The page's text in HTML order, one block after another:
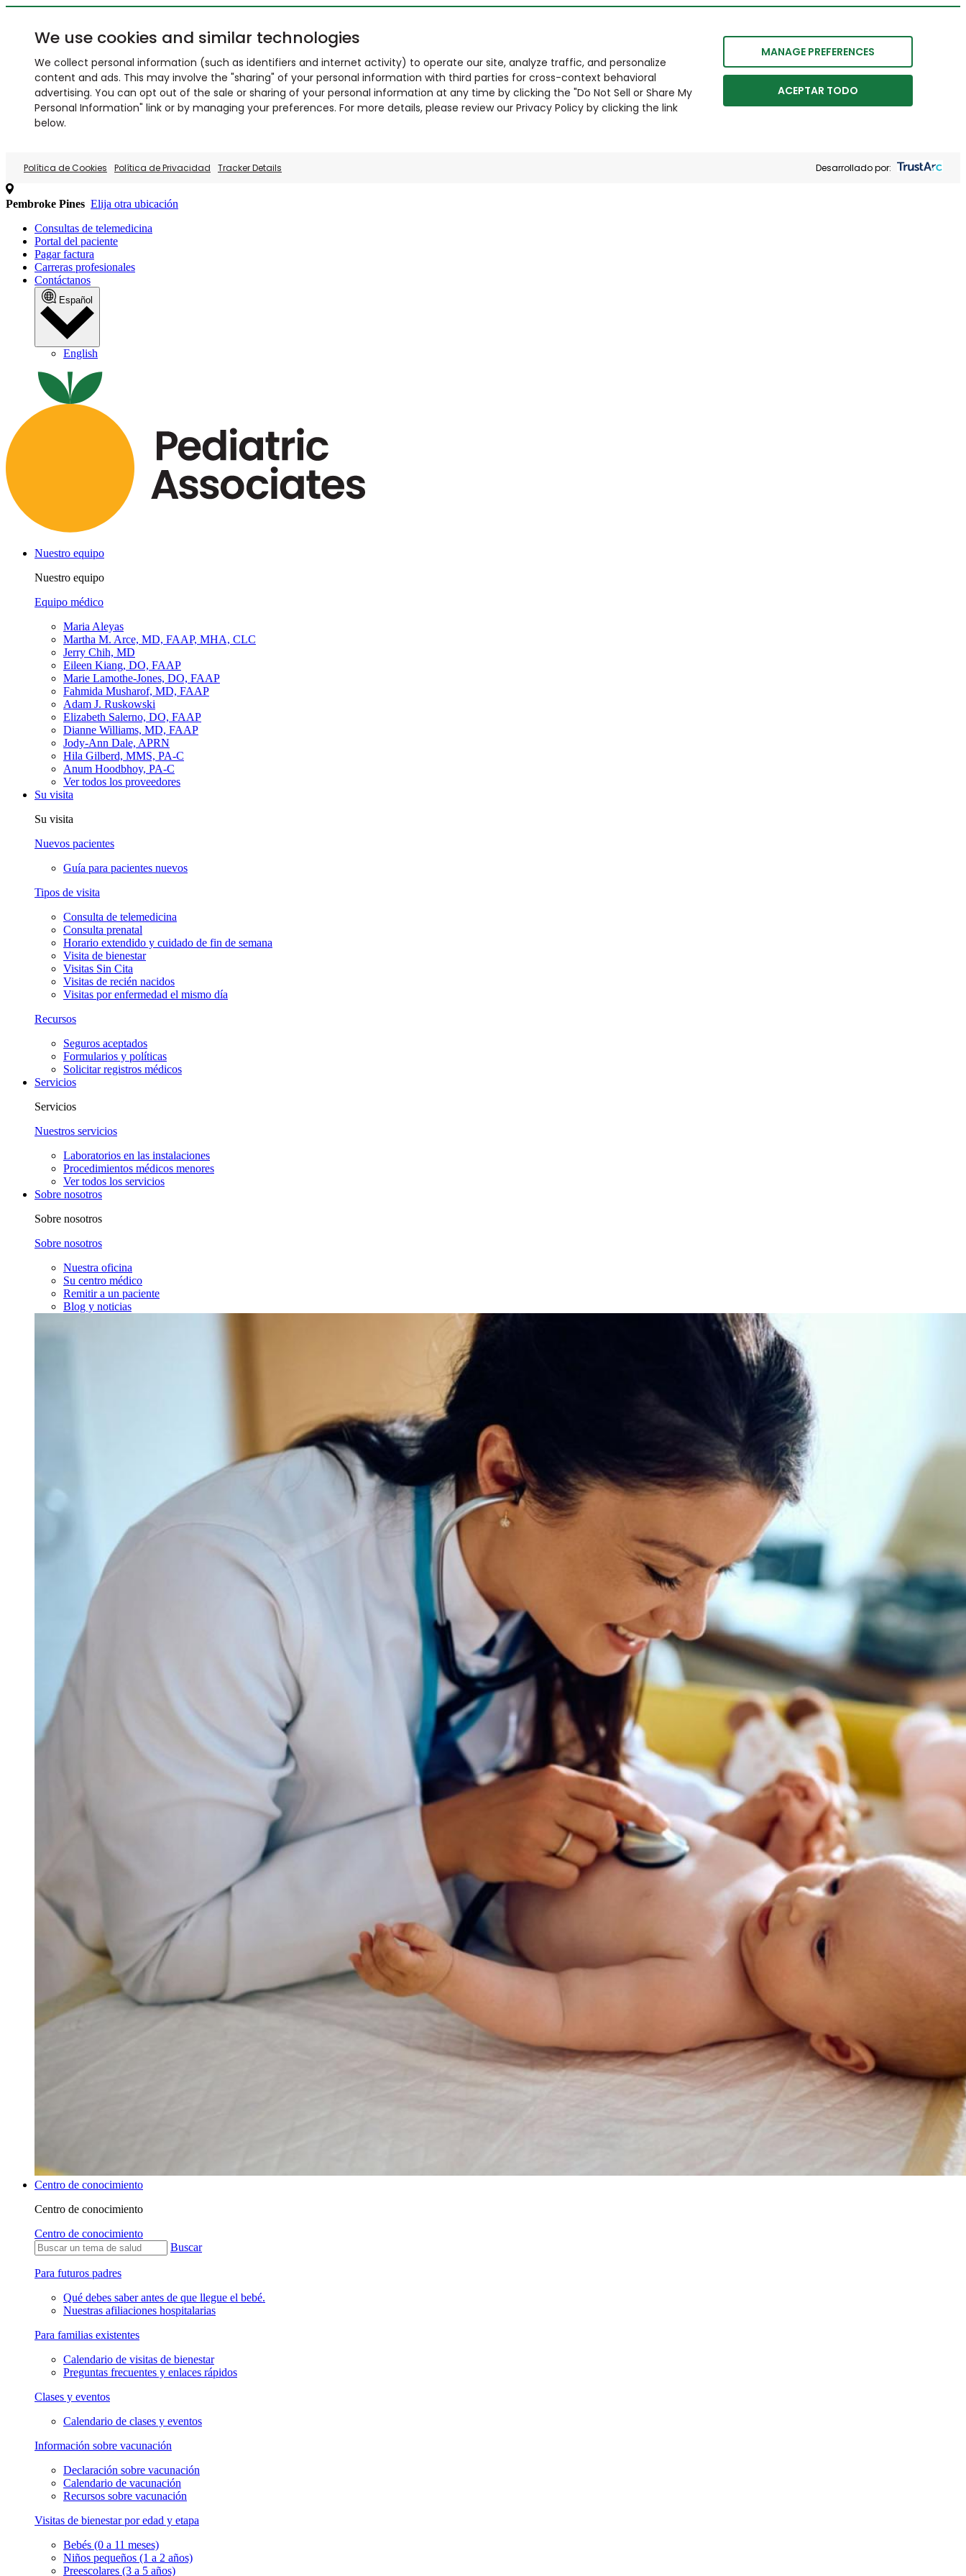
We use cookies and similar technologies
We collect personal information (such as identifiers and internet activity) to operate our site, analyze traffic, and personalize
content and ads. This may involve the "sharing" of your personal information with third parties for cross-context behavioral
advertising. You can opt out of the sale or sharing of your personal information at any time by clicking the "Do Not Sell or Share My
Personal Information" link or by managing your preferences. For more details, please review our Privacy Policy by clicking the link
below.
MANAGE PREFERENCES
ACEPTAR TODO
Política de Cookies Política de Privacidad Tracker Details Desarrollado por:
Pembroke Pines Elija otra ubicación
Consultas de telemedicina
Portal del paciente
Pagar factura
Carreras profesionales
Contáctanos
Español
English
Nuestro equipo
Nuestro equipo
Equipo médico
Maria Aleyas
Martha M. Arce, MD, FAAP, MHA, CLC
Jerry Chih, MD
Eileen Kiang, DO, FAAP
Marie Lamothe-Jones, DO, FAAP
Fahmida Musharof, MD, FAAP
Adam J. Ruskowski
Elizabeth Salerno, DO, FAAP
Dianne Williams, MD, FAAP
Jody-Ann Dale, APRN
Hila Gilberd, MMS, PA-C
Anum Hoodbhoy, PA-C
Ver todos los proveedores
Su visita
Su visita
Nuevos pacientes
Guía para pacientes nuevos
Tipos de visita
Consulta de telemedicina
Consulta prenatal
Horario extendido y cuidado de fin de semana
Visita de bienestar
Visitas Sin Cita
Visitas de recién nacidos
Visitas por enfermedad el mismo día
Recursos
Seguros aceptados
Formularios y políticas
Solicitar registros médicos
Servicios
Servicios
Nuestros servicios
Laboratorios en las instalaciones
Procedimientos médicos menores
Ver todos los servicios
Sobre nosotros
Sobre nosotros
Sobre nosotros
Nuestra oficina
Su centro médico
Remitir a un paciente
Blog y noticias
Centro de conocimiento
Centro de conocimiento
Centro de conocimiento
Buscar
Para futuros padres
Qué debes saber antes de que llegue el bebé.
Nuestras afiliaciones hospitalarias
Para familias existentes
Calendario de visitas de bienestar
Preguntas frecuentes y enlaces rápidos
Clases y eventos
Calendario de clases y eventos
Información sobre vacunación
Declaración sobre vacunación
Calendario de vacunación
Recursos sobre vacunación
Visitas de bienestar por edad y etapa
Bebés (0 a 11 meses)
Niños pequeños (1 a 2 años)
Preescolares (3 a 5 años)